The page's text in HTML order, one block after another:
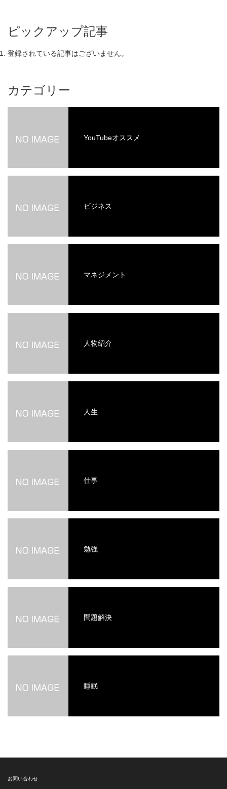
ピックアップ記事
登録されている記事はございません。
カテゴリー
YouTubeオススメ
ビジネス
マネジメント
人物紹介
人生
仕事
勉強
問題解決
睡眠
お問い合わせ